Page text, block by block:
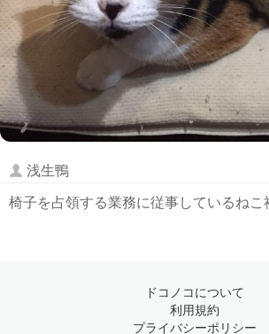
浅生鴨
椅子を占領する業務に従事しているねこ
ドコノコについて
利用規約
プライバシーポリシー